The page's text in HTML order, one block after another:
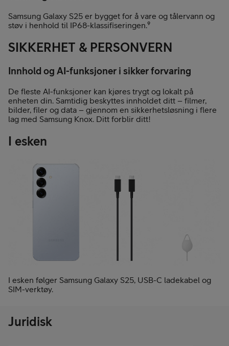
Samsung Galaxy S25 er bygget for å vare og tålervann og
støv i henhold til IP68-klassifiseringen.⁹
SIKKERHET & PERSONVERN
Innhold og AI-funksjoner i sikker forvaring
De fleste AI-funksjoner kan kjøres trygt og lokalt på
enheten din. Samtidig beskyttes innholdet ditt – filmer,
bilder, filer og data – gjennom en sikkerhetsløsning i flere
lag med Samsung Knox. Ditt forblir ditt!
I esken
I esken følger Samsung Galaxy S25, USB-C ladekabel og
SIM-verktøy.
Juridisk